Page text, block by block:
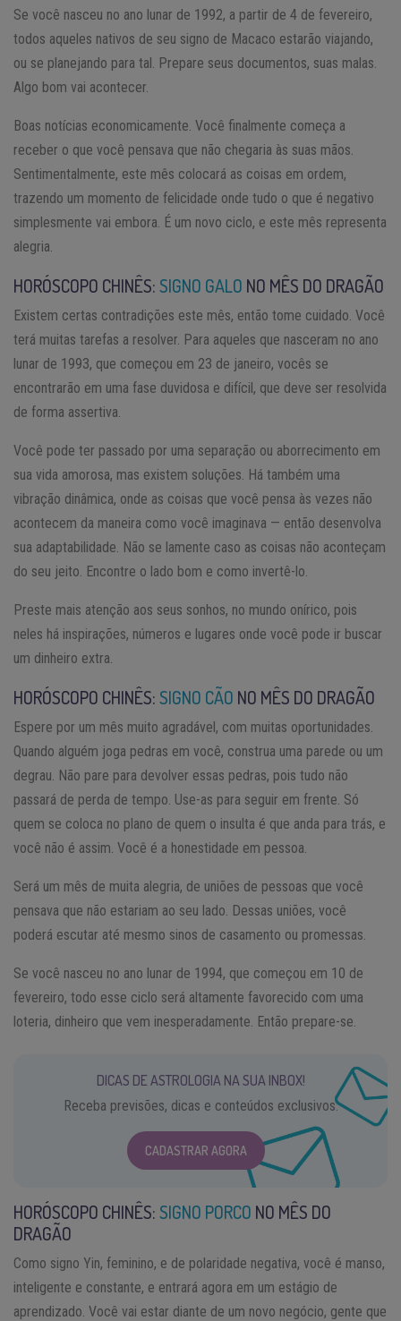
Se você nasceu no ano lunar de 1992, a partir de 4 de fevereiro,
todos aqueles nativos de seu signo de Macaco estarão viajando,
ou se planejando para tal. Prepare seus documentos, suas malas.
Algo bom vai acontecer.
Boas notícias economicamente. Você finalmente começa a
receber o que você pensava que não chegaria às suas mãos.
Sentimentalmente, este mês colocará as coisas em ordem,
trazendo um momento de felicidade onde tudo o que é negativo
simplesmente vai embora. É um novo ciclo, e este mês representa
alegria.
HORÓSCOPO CHINÊS:SIGNO GALO NO MÊS DO DRAGÃO
Existem certas contradições este mês, então tome cuidado. Você
terá muitas tarefas a resolver. Para aqueles que nasceram no ano
lunar de 1993, que começou em 23 de janeiro, vocês se
encontrarão em uma fase duvidosa e difícil, que deve ser resolvida
de forma assertiva.
Você pode ter passado por uma separação ou aborrecimento em
sua vida amorosa, mas existem soluções. Há também uma
vibração dinâmica, onde as coisas que você pensa às vezes não
acontecem da maneira como você imaginava — então desenvolva
sua adaptabilidade. Não se lamente caso as coisas não aconteçam
do seu jeito. Encontre o lado bom e como invertê-lo.
Preste mais atenção aos seus sonhos, no mundo onírico, pois
neles há inspirações, números e lugares onde você pode ir buscar
um dinheiro extra.
HORÓSCOPO CHINÊS:SIGNO CÃO NO MÊS DO DRAGÃO
Espere por um mês muito agradável, com muitas oportunidades.
Quando alguém joga pedras em você, construa uma parede ou um
degrau. Não pare para devolver essas pedras, pois tudo não
passará de perda de tempo. Use-as para seguir em frente. Só
quem se coloca no plano de quem o insulta é que anda para trás, e
você não é assim. Você é a honestidade em pessoa.
Será um mês de muita alegria, de uniões de pessoas que você
pensava que não estariam ao seu lado. Dessas uniões, você
poderá escutar até mesmo sinos de casamento ou promessas.
Se você nasceu no ano lunar de 1994, que começou em 10 de
fevereiro, todo esse ciclo será altamente favorecido com uma
loteria, dinheiro que vem inesperadamente. Então prepare-se.
DICAS DE ASTROLOGIA NA SUA INBOX!
Receba previsões, dicas e conteúdos exclusivos.
CADASTRAR AGORA
HORÓSCOPO CHINÊS:SIGNO PORCO NO MÊS DO
DRAGÃO
Como signo Yin, feminino, e de polaridade negativa, você é manso,
inteligente e constante, e entrará agora em um estágio de
aprendizado. Você vai estar diante de um novo negócio, gente que